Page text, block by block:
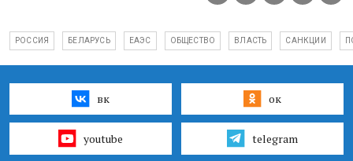
РОССИЯ БЕЛАРУСЬ ЕАЭС ОБЩЕСТВО ВЛАСТЬ САНКЦИИ
вк ок
youtube telegram